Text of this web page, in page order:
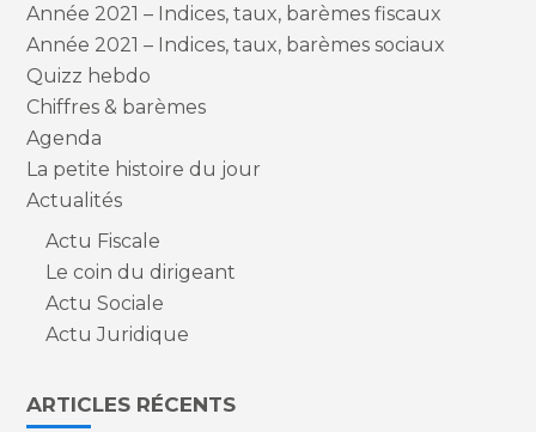
Année 2021 – Indices, taux, barèmes fiscaux
Année 2021 – Indices, taux, barèmes sociaux
Quizz hebdo
Chiffres & barèmes
Agenda
La petite histoire du jour
Actualités
Actu Fiscale
Le coin du dirigeant
Actu Sociale
Actu Juridique
ARTICLES RÉCENTS